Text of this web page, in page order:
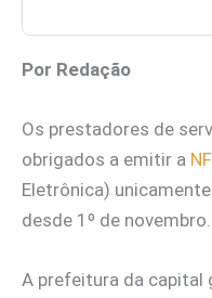
Por Redação
Os prestadores de
obrigados a emitir a
Eletrônica)
desde 1º de novembro.
A prefeitura da capital